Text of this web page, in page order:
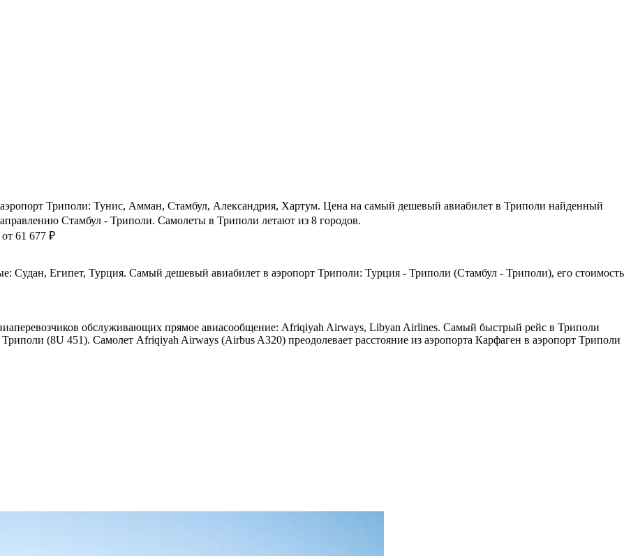
Триполи: Тунис, Амман, Стамбул, Александрия, Хартум. Цена на самый дешевый авиабилет в Триполи найденный
Стамбул - Триполи. Самолеты в Триполи летают из 8 городов.
от 61 677 ₽
Судан, Египет, Турция. Самый дешевый авиабилет в аэропорт Триполи: Турция - Триполи (Стамбул - Триполи), его стоимость
обслуживающих прямое авиасообщение: Afriqiyah Airways, Libyan Airlines. Самый быстрый рейс в Триполи
(8U 451). Самолет Afriqiyah Airways (Airbus A320) преодолевает расстояние из аэропорта Карфаген в аэропорт Триполи